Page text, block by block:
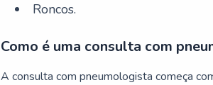
Roncos.
Como é uma consulta com
A consulta com pneumologista começa